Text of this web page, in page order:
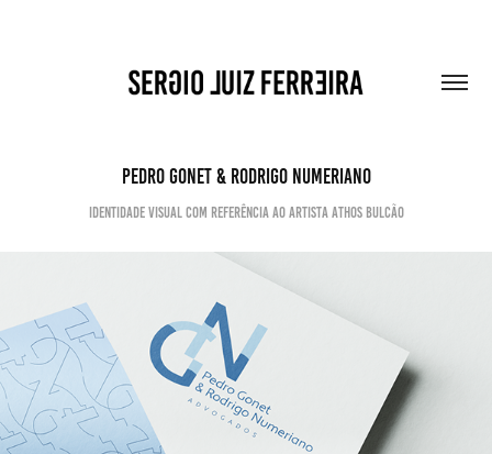
Pedro Gonet & Rodrigo Numeriano
IDENTIDADE VISUAL COM REFERÊNCIA AO ARTISTA Athos Bulcão